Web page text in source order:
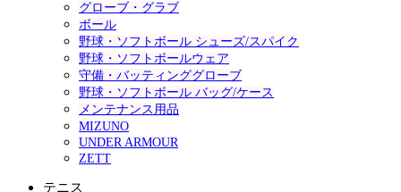
グローブ・グラブ
ボール
野球・ソフトボール シューズ/スパイク
野球・ソフトボールウェア
守備・バッティンググローブ
野球・ソフトボール バッグ/ケース
メンテナンス用品
MIZUNO
UNDER ARMOUR
ZETT
テニス